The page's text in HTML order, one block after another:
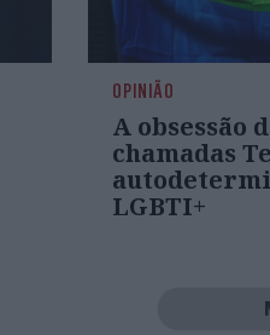
OPINIÃO
A obsessão
chamadas
LGBTI+